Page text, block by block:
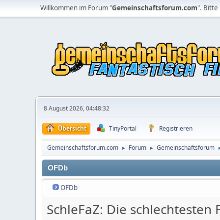
Willkommen im Forum "Gemeinschaftsforum.com". Bitte
8 August 2026, 04:48:32
Übersicht TinyPortal Registrieren
Gemeinschaftsforum.com ► Forum ► Gemeinschaftsforum
OFDb
OFDb
SchleFaZ: Die